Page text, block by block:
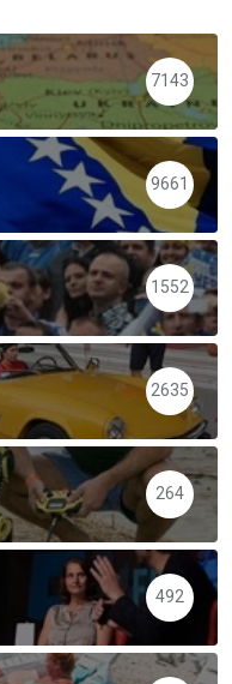
7143
9661
1552
2635
264
492